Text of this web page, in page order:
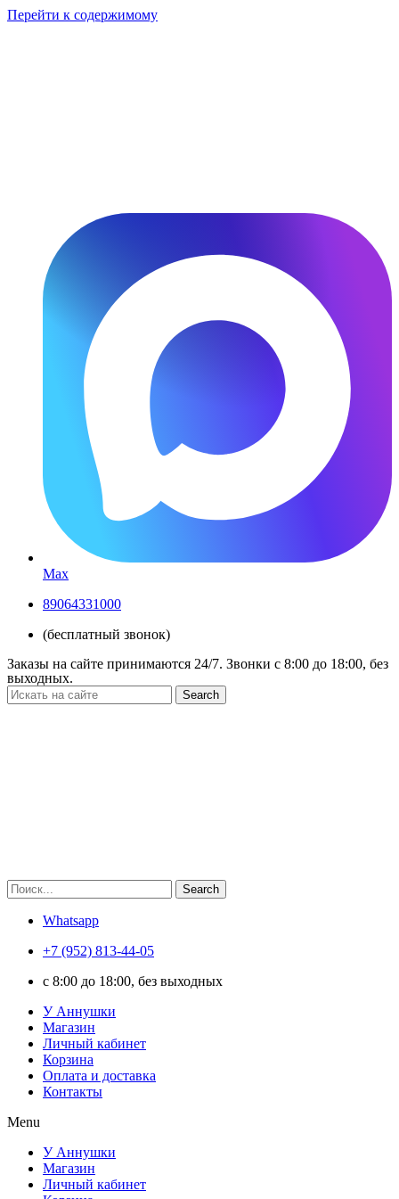
Перейти к содержимому
Max
89064331000
(бесплатный звонок)
Заказы на сайте принимаются 24/7. Звонки c 8:00 до 18:00, без
выходных.
Search
Search
Whatsapp
+7 (952) 813-44-05
c 8:00 до 18:00, без выходных
У Аннушки
Магазин
Личный кабинет
Корзина
Оплата и доставка
Контакты
Menu
У Аннушки
Магазин
Личный кабинет